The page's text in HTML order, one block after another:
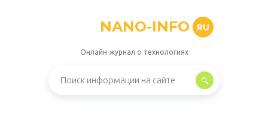
NANO-INFO RU
Онлайн-журнал о технологиях